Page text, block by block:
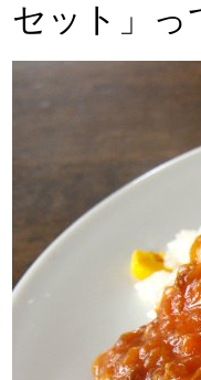
セット」っ